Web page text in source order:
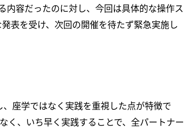
容だったのに対し、今回は具体的な操作ス
表を受け、次回の開催を待たず緊急実施し
座学ではなく実践を重視した点が特徴で
く、いち早く実践することで、全パートナー